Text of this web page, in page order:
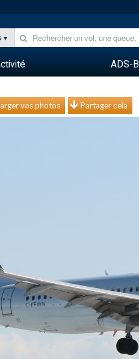
ADS-B
vos photos Partager cela